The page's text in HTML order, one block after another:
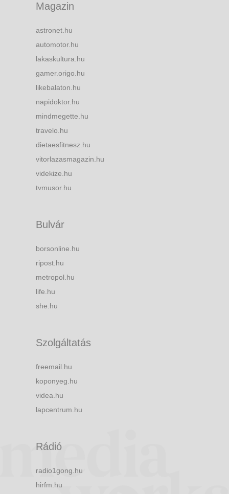
Magazin
astronet.hu
automotor.hu
lakaskultura.hu
gamer.origo.hu
likebalaton.hu
napidoktor.hu
mindmegette.hu
travelo.hu
dietaesfitnesz.hu
vitorlazasmagazin.hu
videkize.hu
tvmusor.hu
Bulvár
borsonline.hu
ripost.hu
metropol.hu
life.hu
she.hu
Szolgáltatás
freemail.hu
koponyeg.hu
videa.hu
lapcentrum.hu
Rádió
radio1gong.hu
hirfm.hu